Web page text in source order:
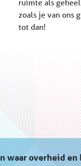
ruimte als
zoals je van ons
tot dan!
waar overheid